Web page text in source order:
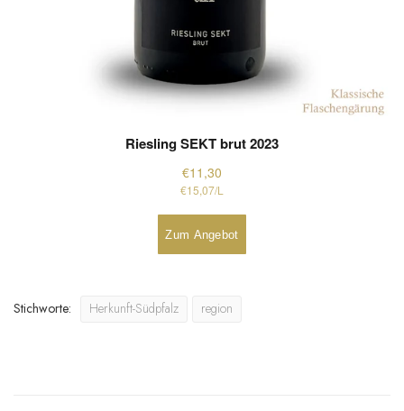
Stichworte: Herkunft-Südpfalz region